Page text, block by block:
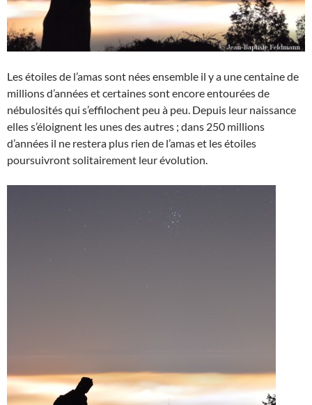
Les étoiles de l’amas sont nées ensemble il y a une centaine de
millions d’années et certaines sont encore entourées de
nébulosités qui s’effilochent peu à peu. Depuis leur naissance
elles s’éloignent les unes des autres ; dans 250 millions
d’années il ne restera plus rien de l’amas et les étoiles
poursuivront solitairement leur évolution.